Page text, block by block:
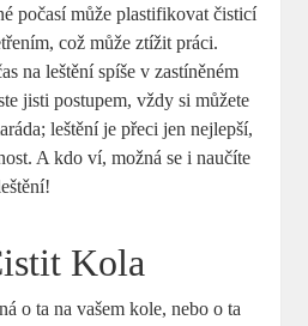
počasí může plastifikovat čisticí
což může ztížit práci.
na leštění spíše v zastíněném
jisti postupem, vždy si můžete
leštění je přeci jen nejlepší,
A kdo ví, možná se i naučíte
Kola
o ta na vašem kole, nebo o ta